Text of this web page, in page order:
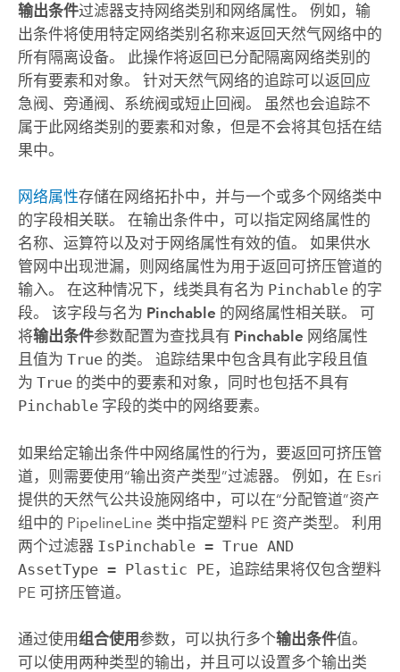
输出条件过滤器支持网络类别和网络属性。 例如，输
出条件将使用特定网络类别名称来返回天然气网络中的
所有隔离设备。 此操作将返回已分配隔离网络类别的
所有要素和对象。 针对天然气网络的追踪可以返回应
急阀、旁通阀、系统阀或短止回阀。 虽然也会追踪不
属于此网络类别的要素和对象，但是不会将其包括在结
果中。
网络属性存储在网络拓扑中，并与一个或多个网络类中
的字段相关联。 在输出条件中，可以指定网络属性的
名称、运算符以及对于网络属性有效的值。 如果供水
管网中出现泄漏，则网络属性为用于返回可挤压管道的
输入。 在这种情况下，线类具有名为 Pinchable的字
段。 该字段与名为 Pinchable 的网络属性相关联。 可
将输出条件参数配置为查找具有 Pinchable 网络属性
且值为 True的类。 追踪结果中包含具有此字段且值
为 True的类中的要素和对象，同时也包括不具有
Pinchable字段的类中的网络要素。
如果给定输出条件中网络属性的行为，要返回可挤压管
道，则需要使用“输出资产类型”过滤器。 例如，在 Esri
提供的天然气公共设施网络中，可以在“分配管道”资产
组中的 PipelineLine 类中指定塑料 PE 资产类型。 利用
两个过滤器 IsPinchable = True AND
AssetType = Plastic PE ，追踪结果将仅包含塑料
PE 可挤压管道。
通过使用组合使用 参数，可以执行多个输出条件值。
可以使用两种类型的输出，并且可以设置多个输出类